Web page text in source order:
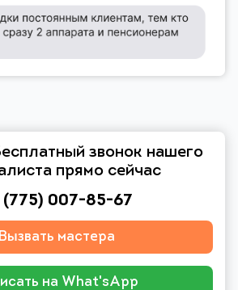
звонок нашего
прямо сейчас
(775) 007-85-67
Вызвать мастера
на What'sApp